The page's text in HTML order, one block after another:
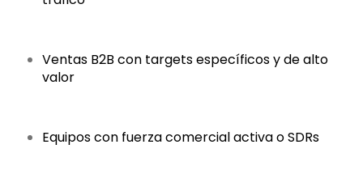
Ventas B2B con targets específicos y de alto
valor
Equipos con fuerza comercial activa o SDRs